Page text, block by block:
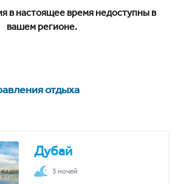
в настоящее время недоступны в
вашем регионе.
отдыха
Дубай
3 ночей